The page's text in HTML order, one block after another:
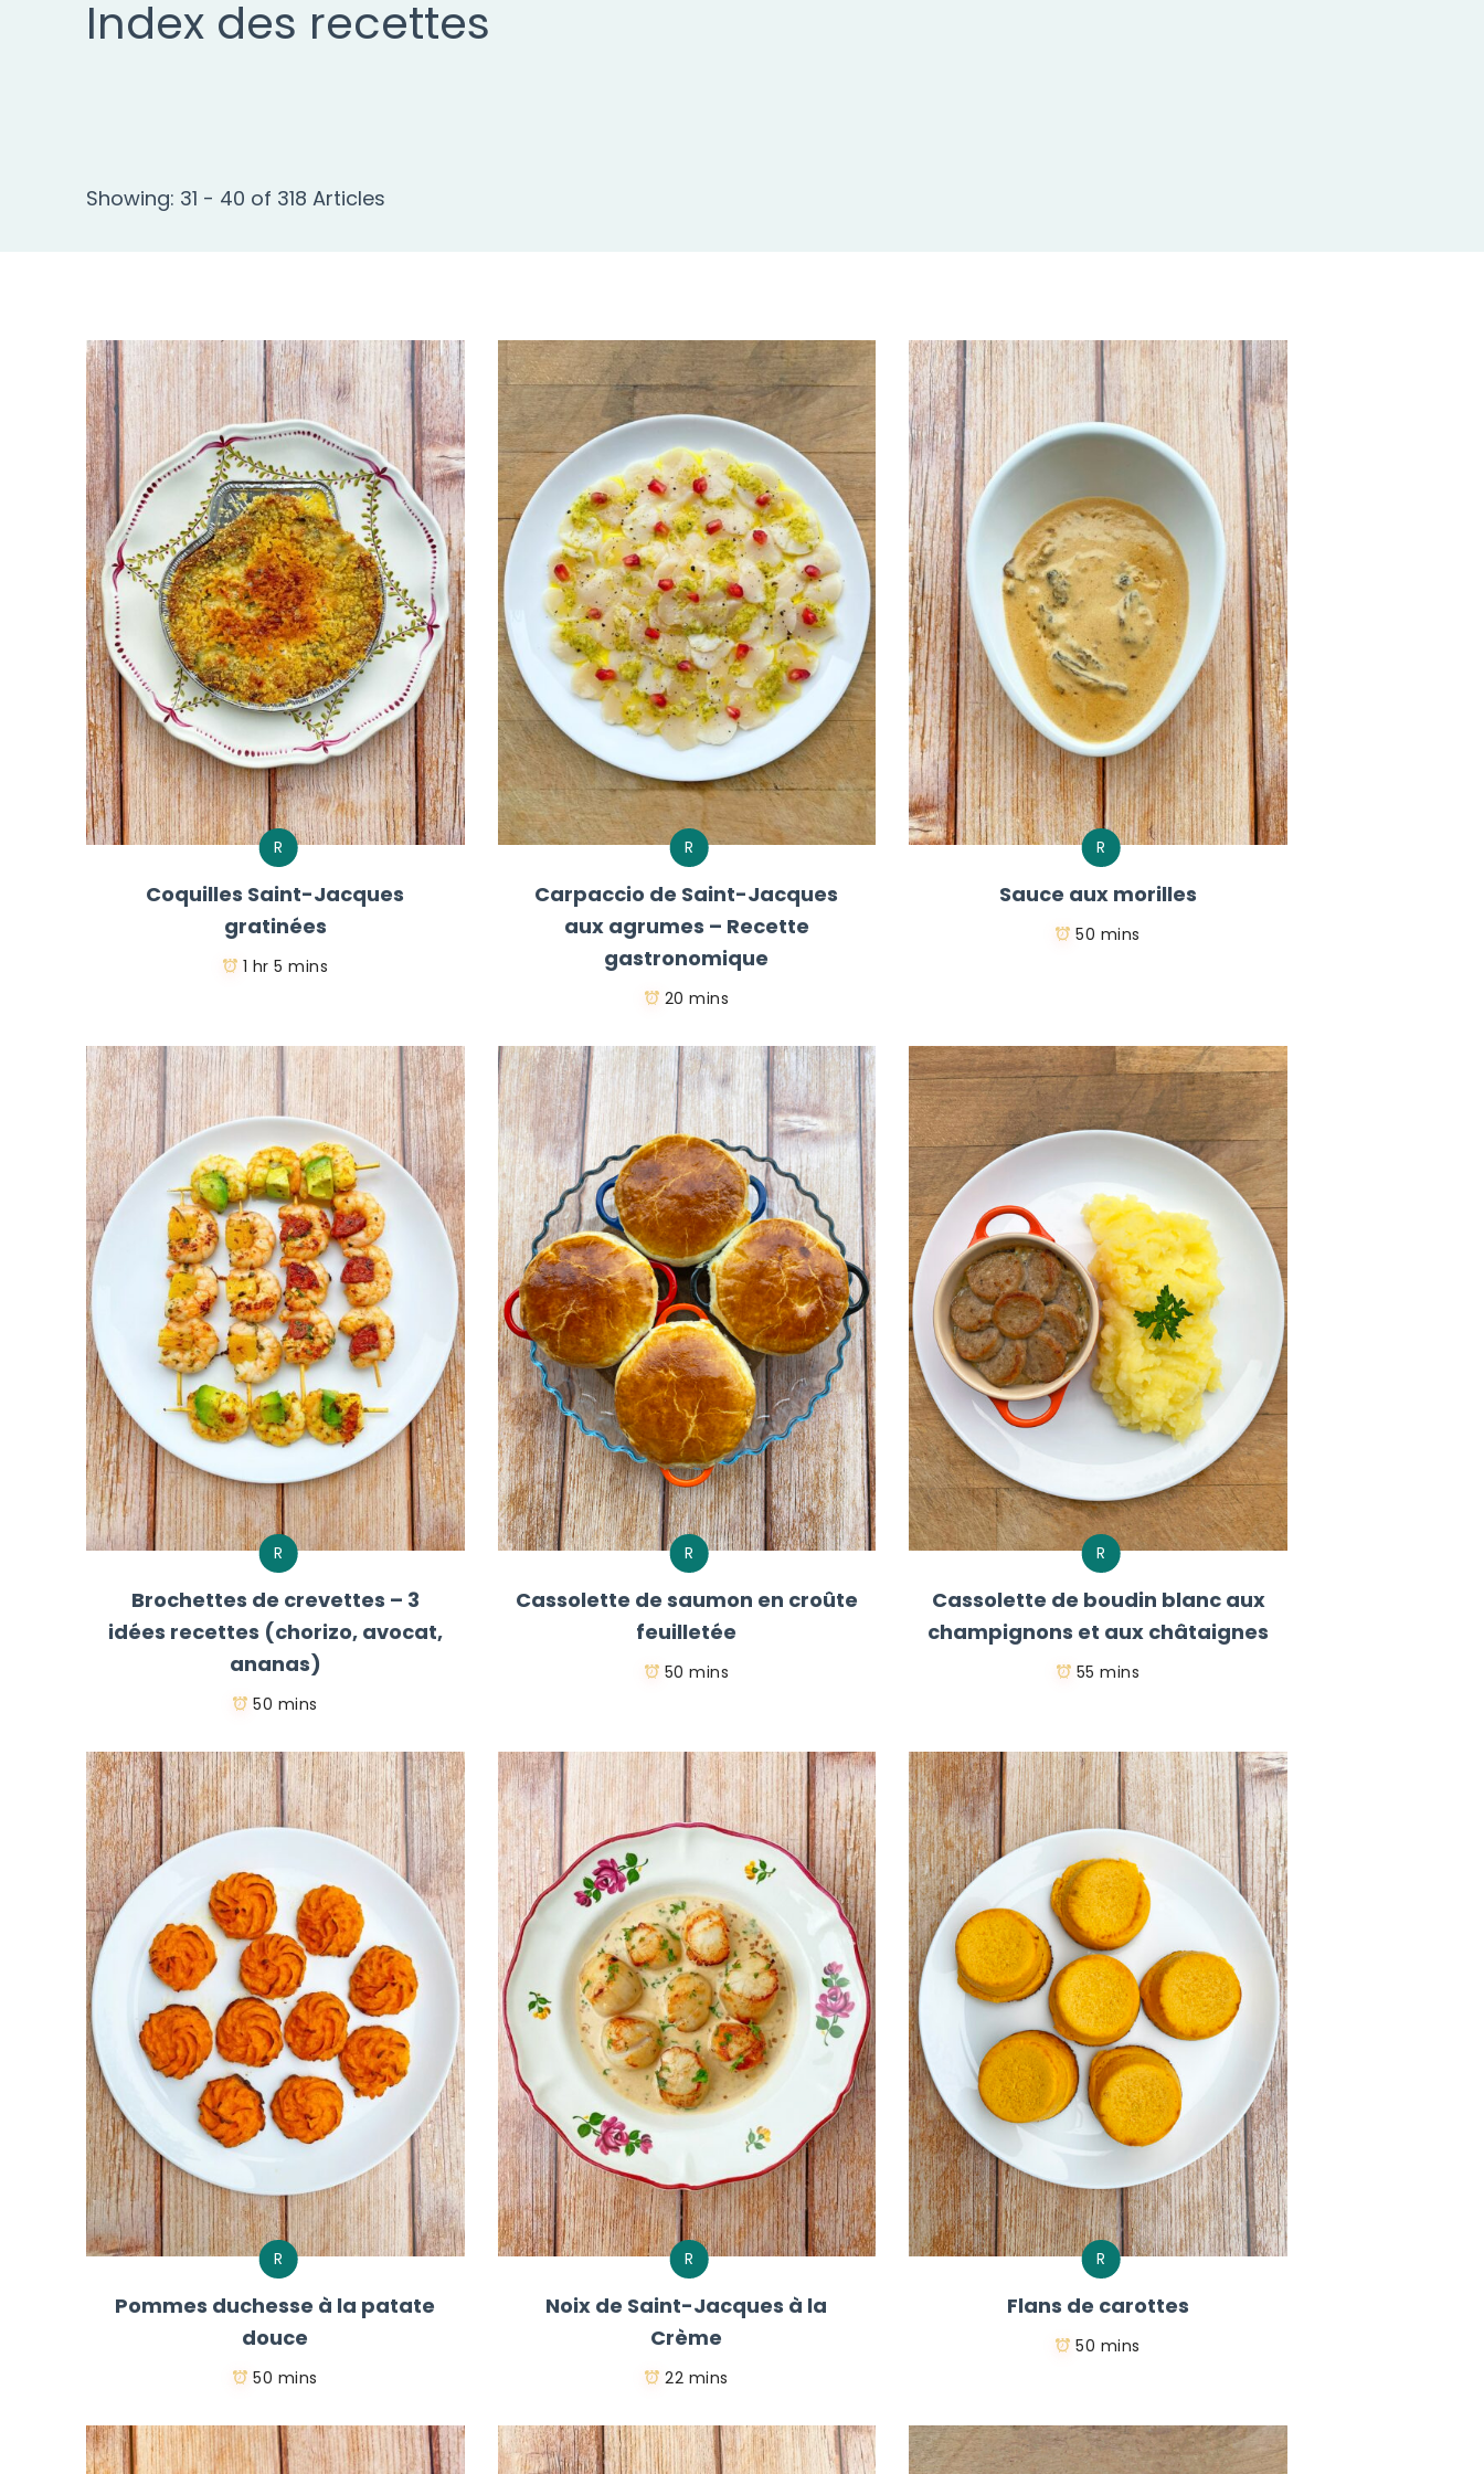
Index des recettes
Showing: 31 - 40 of 318 Articles
R
Coquilles Saint-Jacques
gratinées
1 hr 5 mins
R
Carpaccio de Saint-Jacques
aux agrumes – Recette
gastronomique
20 mins
R
Sauce aux morilles
50 mins
R
Brochettes de crevettes – 3
idées recettes (chorizo, avocat,
ananas)
50 mins
R
Cassolette de saumon en croûte
feuilletée
50 mins
R
Cassolette de boudin blanc aux
champignons et aux châtaignes
55 mins
R
Pommes duchesse à la patate
douce
50 mins
R
Noix de Saint-Jacques à la
Crème
22 mins
R
Flans de carottes
50 mins